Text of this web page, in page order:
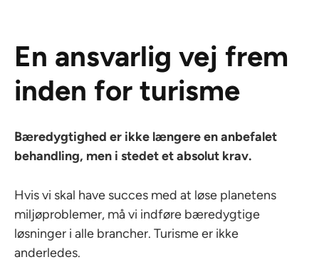
En ansvarlig vej frem
inden for turisme
Bæredygtighed er ikke længere en anbefalet
behandling, men i stedet et absolut krav.
Hvis vi skal have succes med at løse planetens
miljøproblemer, må vi indføre bæredygtige
løsninger i alle brancher. Turisme er ikke
anderledes.